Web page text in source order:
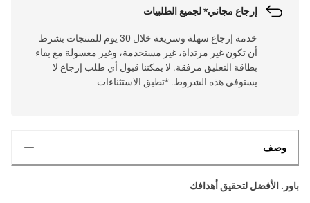
إرجاع مجاني* لجميع الطلبيات
خدمة إرجاع سهلة وسريعة خلال 30 يوم للمنتجات بشرط
أن تكون غير مرتداة، غير مستخدمة، وغير مغسولة مع بقاء
بطاقة التعليق مرفقة. لا يمكننا قبول أي طلب إرجاع لا
يستوفي هذه الشروط. *تطبق الاستثناءات
وصف
باور. الأفضل لتحقيق أهدافك